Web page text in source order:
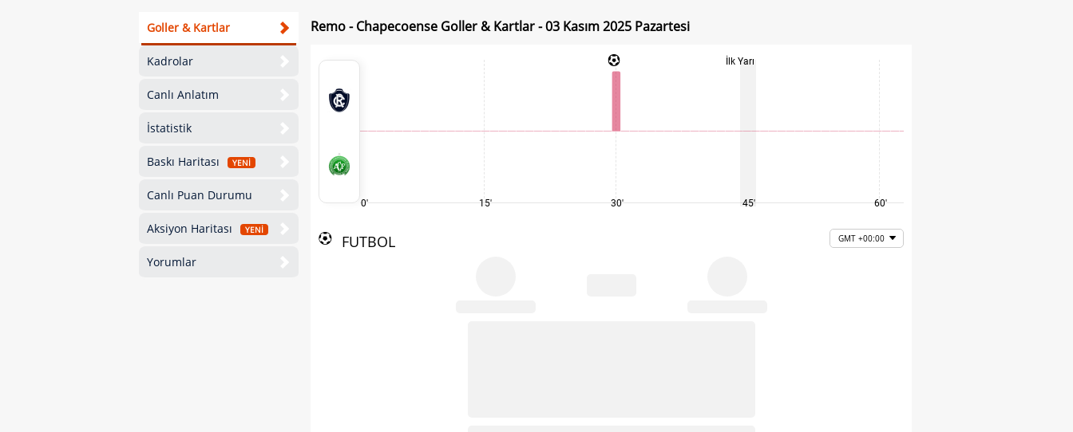
Goller & Kartlar
Kadrolar
Canlı Anlatım
İstatistik
Baskı Haritası YENİ
Canlı Puan Durumu
Aksiyon Haritası YENİ
Yorumlar
Remo - Chapecoense Goller & Kartlar - 03 Kasım 2025 Pazartesi
0' 15' 30'
İlk Yarı
45' 60'
FUTBOL GMT +00:00